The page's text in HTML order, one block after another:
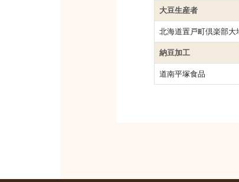
大豆生産者
北海道置戸町倶楽部大
納豆加工
道南平塚食品